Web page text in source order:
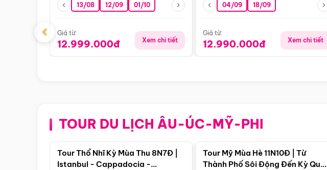
13/08 12/09 01/10
Giá từ:
12.999.000đ Xem chi tiết
04/09 18/09
Giá từ:
12.990.000đ Xem chi tiết
‹
TOUR DU LỊCH ÂU-ÚC-MỸ-PHI
Điểm nổi bật
Tour Thổ Nhĩ Kỳ Mùa Thu 8N7Đ |
Istanbul - Cappadocia -
Tour Mỹ Mùa Hè 11N10Đ | Từ
Thành Phố Sôi Động Đến Kỳ Quan